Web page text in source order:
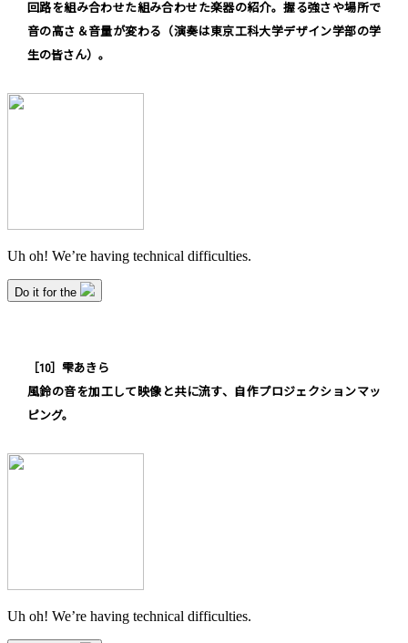
回路を組み合わせた組み合わせた楽器の紹介。握る強さや場所で
音の高さ＆音量が変わる（演奏は東京工科大学デザイン学部の学
生の皆さん）。
［10］雫あきら
風鈴の音を加工して映像と共に流す、自作プロジェクションマッ
ピング。